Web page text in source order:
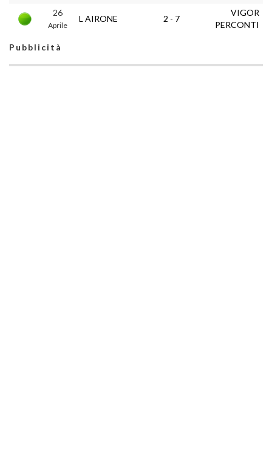
26
Aprile
L AIRONE 2 - 7
VIGOR
PERCONTI
Pubblicità